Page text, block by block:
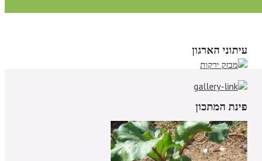
עיתוני הארגון
פינת המתכון